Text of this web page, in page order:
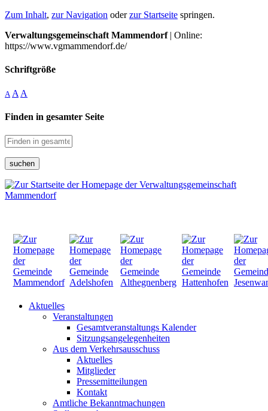
Zum Inhalt, zur Navigation oderzur Startseite springen.
Verwaltungsgemeinschaft Mammendorf| Online:
https://www.vgmammendorf.de/
Schriftgröße
A A A
Finden in gesamter Seite
suchen
Aktuelles
Veranstaltungen
Gesamtveranstaltungs Kalender
Sitzungsangelegenheiten
Aus dem Verkehrsausschuss
Aktuelles
Mitglieder
Pressemitteilungen
Kontakt
Amtliche Bekanntmachungen